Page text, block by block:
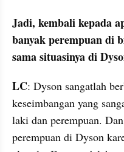
Jadi, kembali kepada
banyak perempuan di
sama situasinya di
LC: Dyson sangatlah
keseimbangan yang
laki dan perempuan.
perempuan di Dyson